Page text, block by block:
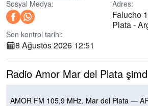
Sosyal Medya: Adres:
Falucho
Plata -
Son kontrol tarihi:
8 Ağustos 2026 12:51
Radio Amor Mar del Plata
AMOR FM 105,9 MHz. Mar del Plata —